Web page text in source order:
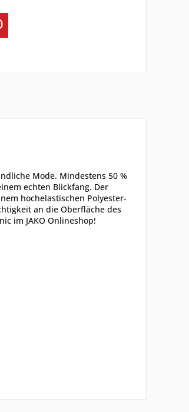
Mode. Mindestens 50 %
echten Blickfang. Der
hochelastischen Polyester-
an die Oberfläche des
im JAKO Onlineshop!